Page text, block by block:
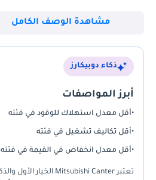
• الأبعاد الخارجية (مم) 6030 x 2035 x 2210
• قاعدة العجلات (مم) 3350
• الوزن (كجم) 2345
المحرك ونظام الحركة
• القوة 113 حصان / 3200 دورة
مشاهدة الوصف الكامل
ذكاء دوبيكارز
أبرز المواصفات
•أقل معدل استهلاك للوقود في فئته
•أقل تكاليف تشغيل في فئته
•أقل معدل انخفاض في القيمة في فئته